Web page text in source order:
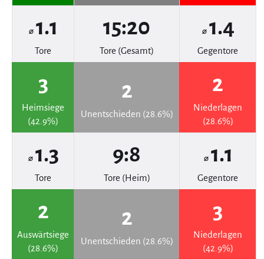
⌀ 1.1
Tore
15:20
Tore (Gesamt)
⌀ 1.4
Gegentore
3
Heimsiege
(42.9%)
2
Unentschieden (28.6%)
2
Niederlagen
(28.6%)
⌀ 1.3
Tore
9:8
Tore (Heim)
⌀ 1.1
Gegentore
2
Auswärtsiege
(28.6%)
2
Unentschieden (28.6%)
3
Niederlagen
(42.9%)